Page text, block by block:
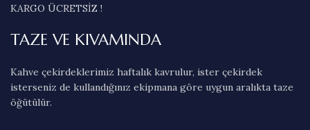
KARGO ÜCRETSİZ !
TAZE VE KIVAMINDA
Kahve çekirdeklerimiz haftalık kavrulur, ister çekirdek
isterseniz de kullandığınız ekipmana göre uygun aralıkta taze
öğütülür.